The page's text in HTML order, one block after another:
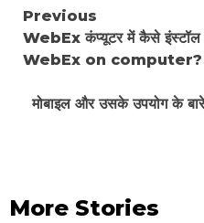
Continue
Reading
Previous
WebEx कंप्यूटर में कैसे
WebEx on computer?
मोबाइल और उसके उपयोग
More Stories